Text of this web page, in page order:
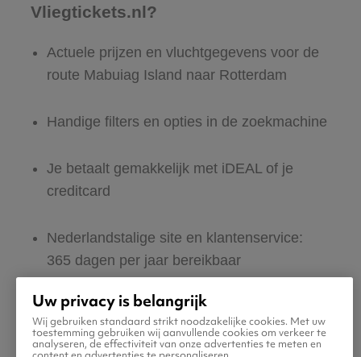
Vliegtickets.nl?
Actuele prijzen en vluchtgegevens voor de
route Mabuiag Island naar Rotterdam
Handige filters en opties in de zoekmachine
Je betaalt gemakkelijk met iDEAL of je
creditcard
Nederlandstalige site en klantenservice:
365 dagen per jaar bereikbaar
Zeker van veilig boeken en betalen
Boek ook direct een hotel of huurauto voor
Uw privacy is belangrijk
Wij gebruiken standaard strikt noodzakelijke cookies. Met uw
toestemming gebruiken wij aanvullende cookies om verkeer te
analyseren, de effectiviteit van onze advertenties te meten en